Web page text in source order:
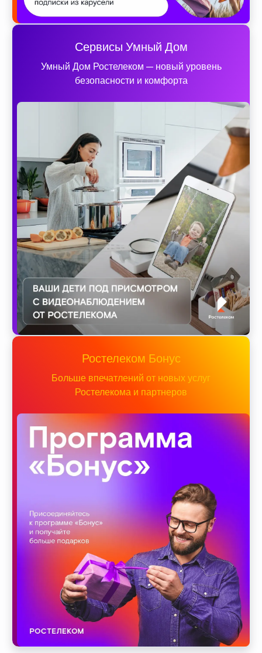
Сервисы Умный Дом
Умный Дом Ростелеком — новый уровень
безопасности и комфорта
Ростелеком Бонус
Больше впечатлений от новых услуг
Ростелекома и партнеров